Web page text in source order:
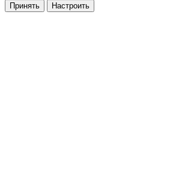
Принять Настроить